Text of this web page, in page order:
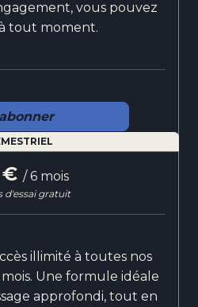
vous pouvez
tout moment.
€ / 6 mois
d'essai gratuit
illimité à toutes nos
Une formule idéale
approfondi, tout en